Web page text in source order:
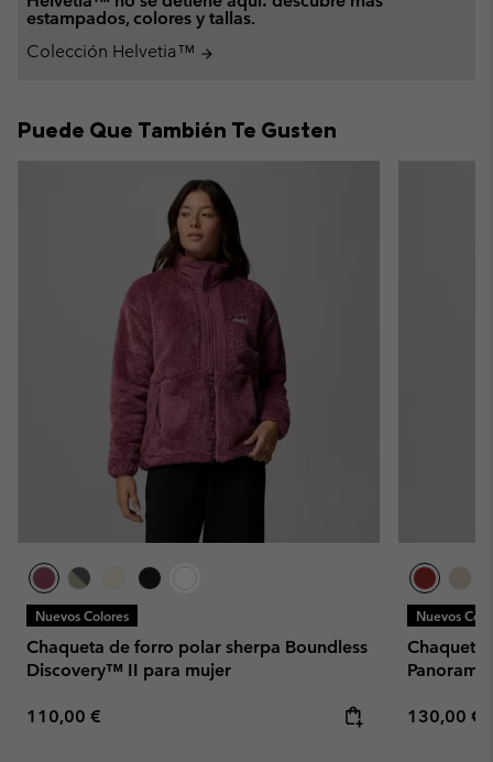
estampados, colores y tallas.
Colección Helvetia™ arrow_forward
Puede Que También Te Gusten
Nuevos Colores
Chaqueta de forro polar sherpa Boundless
Discovery™ II para mujer
Regular price:
110,00 €
Nuevos
Chaqueta
Regular
130,00 €